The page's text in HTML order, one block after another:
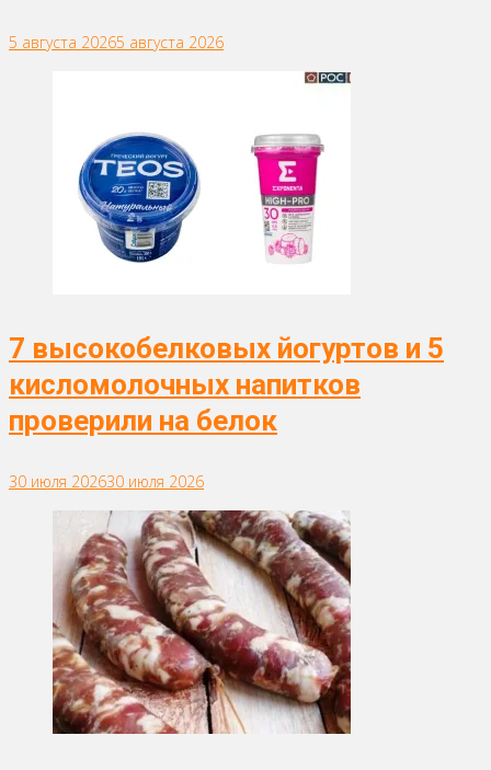
5 августа 20265 августа 2026
7 высокобелковых йогуртов и 5
кисломолочных напитков
проверили на белок
30 июля 202630 июля 2026